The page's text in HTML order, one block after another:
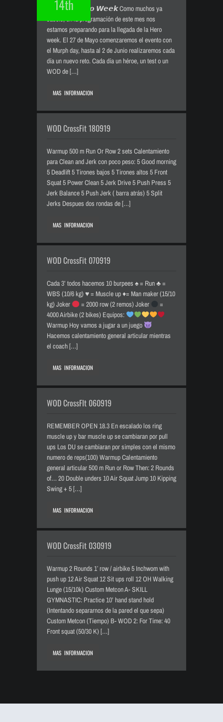
14th
𝙑𝙚𝙧𝙨𝙪𝙨 𝙃𝙚𝙧𝙤 𝙒𝙚𝙚𝙠 Como muchos ya
sabéis, en la programación de este mes nos
estamos preparando para la llegada de la Hero
week. El 27 de Mayo comenzaremos el evento con
el Murph day, hasta al 2 de Junio realizaremos cada
día un nuevo reto. Cada día un héroe, un test o un
WOD de […]
MAS INFORMACION
WOD CrossFit 180919
Warmup 500 m Run Or Row 2 sets Calentamiento
para Clean and Jerk con poco peso: 5 Good morning
5 Deadlift 5 Tirones bajos 5 Tirones altos 5 Front
Squat 5 Power Clean 5 Jerk Drive 5 Push Press 5
Jerk Balance 5 Push Jerk ( barra atrás) 5 Split
Jerks Despues dos rondas de […]
MAS INFORMACION
WOD CrossFit 070919
Cada 3’ todos hacemos 10 burpees ♠️= Run♣️=
WBS (10/6 kg) ♥️= Muscle up♦️= Man maker (15/10
kg) Joker
= 2000 row (2 remos) Joker
=
4000 Airbike (2 bikes) Equipos:
Warmup Hoy vamos a jugar a un juego
Hacemos calentamiento general articular mientras
el coach […]
MAS INFORMACION
WOD CrossFIt 060919
REMEMBER OPEN 18.3 En escalado los ring
muscle up y bar muscle up se cambiaran por pull
ups Los DU se cambiaran por simples con el mismo
numero de reps(100) Warmup Calentamiento
general articular 500 m Run or Row Then: 2 Rounds
of… 20 Double unders 10 Air Squat Jump 10 Kipping
Swing + 5 […]
MAS INFORMACION
WOD CrossFit 030919
Warmup 2 Rounds 1′ row / airbike 5 Inchwom with
push up 12 Air Squat 12 Sit ups roll 12 OH Walking
Lunge (15/10k) Custom Metcon A- SKILL
GYMNASTIC: Practice 10’ hand stand hold
(Intentando separarnos de la pared el que sepa)
Custom Metcon (Tiempo) B- WOD 2: For Time: 40
Front squat (50/30 K) […]
MAS INFORMACION